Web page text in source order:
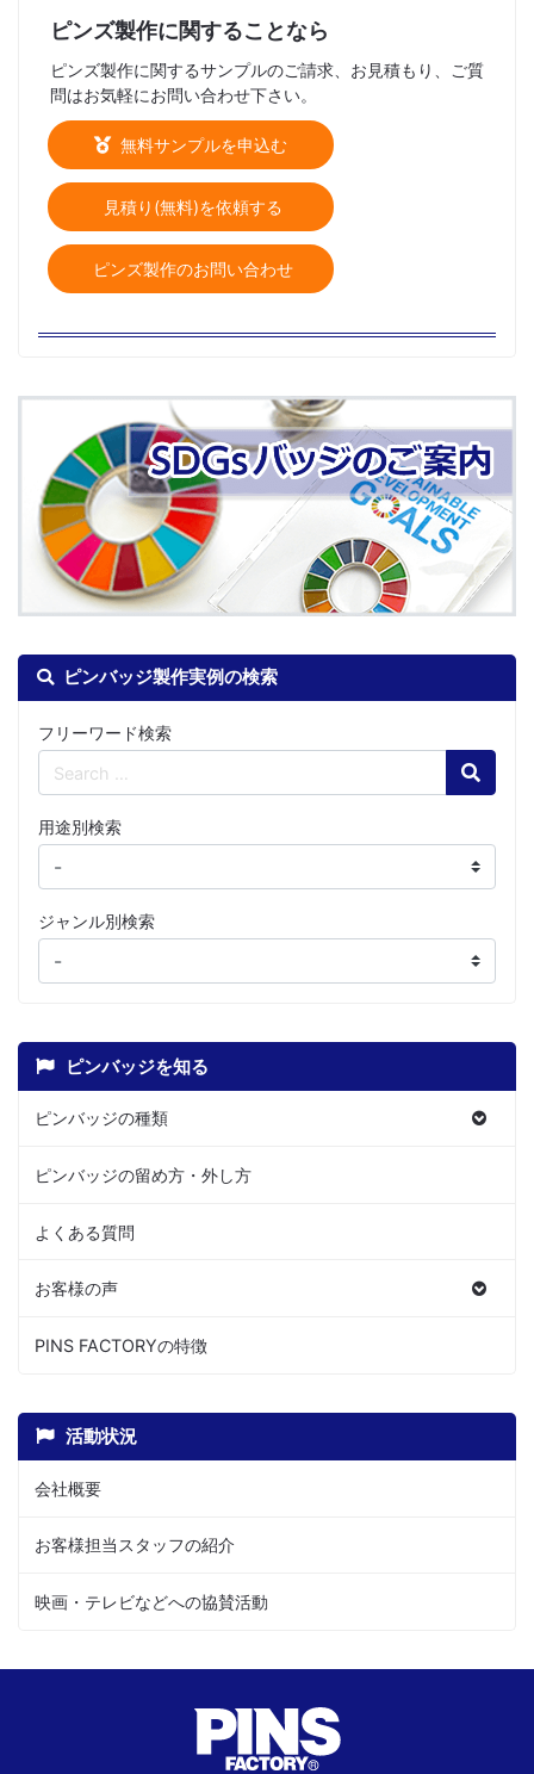
ピンバッジ製作実例の検索
フリーワード検索
Search
用途別検索
ジャンル別検索
ピンバッジを知る
ピンバッジの種類
ピンバッジの留め方・外し方
よくある質問
お客様の声
PINS FACTORYの特徴
活動状況
会社概要
お客様担当スタッフの紹介
映画・テレビなどへの協賛活動
ピンズ製作に関することなら
ピンズ製作に関するサンプルのご請求、お見積もり、ご質
問はお気軽にお問い合わせ下さい。
無料サンプルを申込む
見積り(無料)を依頼する
ピンズ製作のお問い合わせ